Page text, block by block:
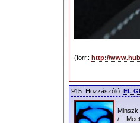
(forr.: http://
915. Hozzászóló: EL
Minszk
/ Meet